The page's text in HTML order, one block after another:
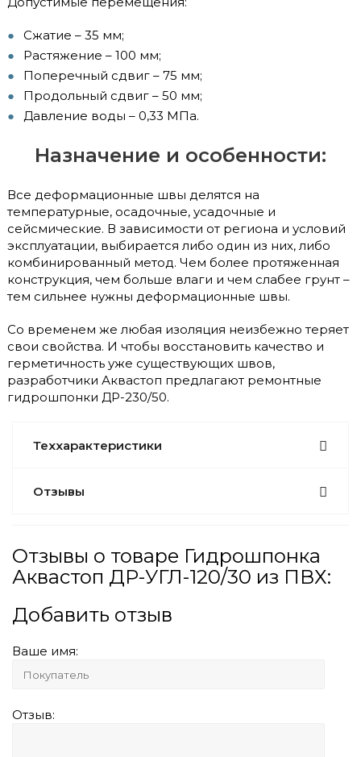
Сжатие – 35 мм;
Растяжение – 100 мм;
Поперечный сдвиг – 75 мм;
Продольный сдвиг – 50 мм;
Давление воды – 0,33 МПа.
Назначение и особенности:
Все деформационные швы делятся на
температурные, осадочные, усадочные и
сейсмические. В зависимости от региона и условий
эксплуатации, выбирается либо один из них, либо
комбинированный метод. Чем более протяженная
конструкция, чем больше влаги и чем слабее грунт –
тем сильнее нужны деформационные швы.
Со временем же любая изоляция неизбежно теряет
свои свойства. И чтобы восстановить качество и
герметичность уже существующих швов,
разработчики Аквастоп предлагают ремонтные
гидрошпонки ДР-230/50.
Теххарактеристики
Отзывы
Отзывы о товаре Гидрошпонка
Аквастоп ДР-УГЛ-120/30 из ПВХ:
Добавить отзыв
Ваше имя:
Отзыв: